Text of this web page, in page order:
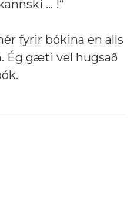
... !“
fyrir bókina en alls
Ég gæti vel hugsað